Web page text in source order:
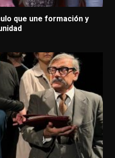
que une formación y